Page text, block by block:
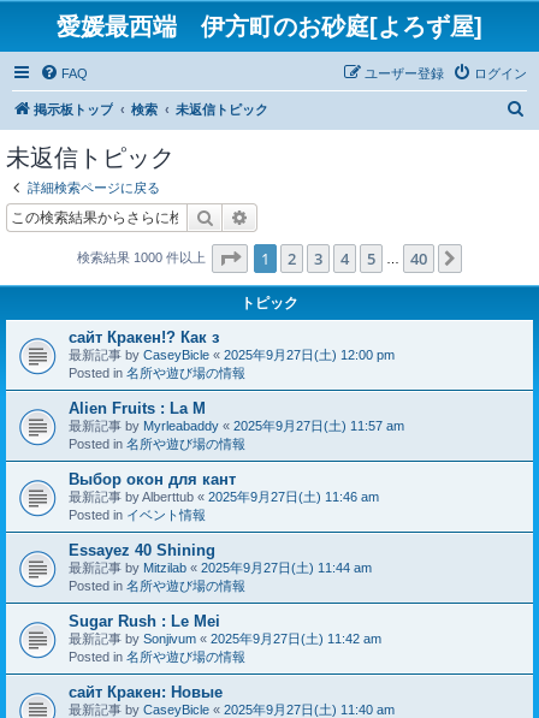
愛媛最西端 伊方町のお砂庭[よろず屋]
FAQ ログイン
ユーザー登録
掲示板トップ 検索 未返信トピック
未返信トピック
詳細検索ページに戻る
検索
検索結果 1000 件以上 ページ1 ／
1 2 3 4 5 40
トピック
сайт Кракен!? Как з
最新記事 by CaseyBicle « 2025年9月27日(土) 12:00 pm
Posted in 名所や遊び場の情報
Alien Fruits : La M
最新記事 by Myrleabaddy « 2025年9月27日(土) 11:57 am
Posted in 名所や遊び場の情報
Выбор окон для кант
最新記事 byAlberttub « 2025年9月27日(土) 11:46 am
Posted in イベント情報
Essayez 40 Shining
最新記事 by Mitzilab « 2025年9月27日(土) 11:44 am
Posted in 名所や遊び場の情報
Sugar Rush : Le Mei
最新記事 by Sonjivum « 2025年9月27日(土) 11:42 am
Posted in 名所や遊び場の情報
сайт Кракен: Новые
最新記事 by CaseyBicle « 2025年9月27日(土) 11:40 am